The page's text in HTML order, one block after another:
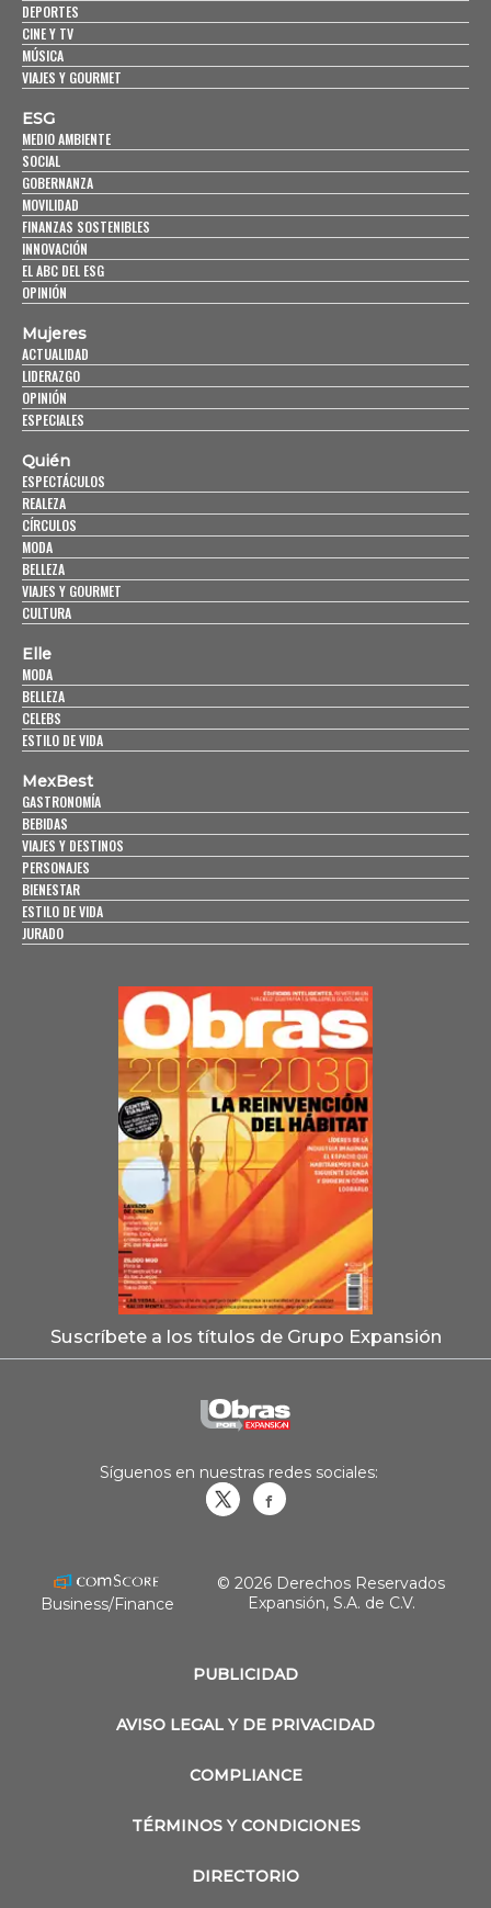
DEPORTES
CINE Y TV
MÚSICA
VIAJES Y GOURMET
ESG
MEDIO AMBIENTE
SOCIAL
GOBERNANZA
MOVILIDAD
FINANZAS SOSTENIBLES
INNOVACIÓN
EL ABC DEL ESG
OPINIÓN
Mujeres
ACTUALIDAD
LIDERAZGO
OPINIÓN
ESPECIALES
Quién
ESPECTÁCULOS
REALEZA
CÍRCULOS
MODA
BELLEZA
VIAJES Y GOURMET
CULTURA
Elle
MODA
BELLEZA
CELEBS
ESTILO DE VIDA
MexBest
GASTRONOMÍA
BEBIDAS
VIAJES Y DESTINOS
PERSONAJES
BIENESTAR
ESTILO DE VIDA
JURADO
Suscríbete a los títulos de Grupo Expansión
PUBLICIDAD
AVISO LEGAL Y DE PRIVACIDAD
COMPLIANCE
TÉRMINOS Y CONDICIONES
DIRECTORIO
Síguenos en nuestras redes sociales:
Business/Finance
© 2026 Derechos Reservados
Expansión, S.A. de C.V.